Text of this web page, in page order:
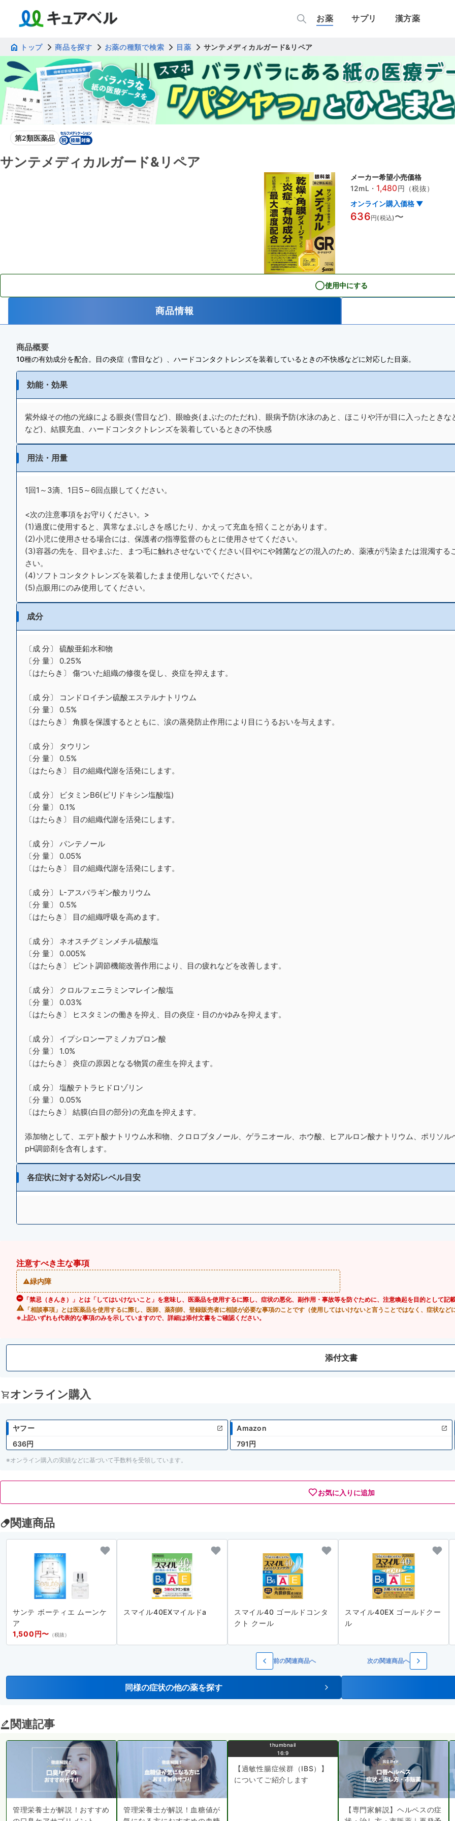
お薬 サプリ 漢方薬
トップ 商品を探す お薬の種類で検索 目薬 サンテメディカルガード&リペア
第2類医薬品
サンテメディカルガード&リペア
メーカー希望小売価格
12mL ・ 1,480円（税抜）
オンライン購入価格 ▼
636円(税込)〜
使用中にする
商品情報
商品概要
10種の有効成分を配合。目の炎症（雪目など）、ハードコンタクトレンズを装着しているときの不快感などに対応した目薬。
効能・効果
紫外線その他の光線による眼炎(雪目など)、眼瞼炎(まぶたのただれ)、眼病予防(水泳のあと、ほこりや汗が目に入ったとき
など)、結膜充血、ハードコンタクトレンズを装着しているときの不快感
用法・用量
1回1～3滴、1日5～6回点眼してください。
<次の注意事項をお守りください。>
(1)過度に使用すると、異常なまぶしさを感じたり、かえって充血を招くことがあります。
(2)小児に使用させる場合には、保護者の指導監督のもとに使用させてください。
(3)容器の先を、目やまぶた、まつ毛に触れさせないでください(目やにや雑菌などの混入のため、薬液が汚染または混濁す
さい。
(4)ソフトコンタクトレンズを装着したまま使用しないでください。
(5)点眼用にのみ使用してください。
成分
〔成 分〕 硫酸亜鉛水和物
〔分 量〕 0.25%
〔はたらき〕 傷ついた組織の修復を促し、炎症を抑えます。
〔成 分〕 コンドロイチン硫酸エステルナトリウム
〔分 量〕 0.5%
〔はたらき〕 角膜を保護するとともに、涙の蒸発防止作用により目にうるおいを与えます。
〔成 分〕 タウリン
〔分 量〕 0.5%
〔はたらき〕 目の組織代謝を活発にします。
〔成 分〕 ビタミンB6(ピリドキシン塩酸塩)
〔分 量〕 0.1%
〔はたらき〕 目の組織代謝を活発にします。
〔成 分〕 パンテノール
〔分 量〕 0.05%
〔はたらき〕 目の組織代謝を活発にします。
〔成 分〕 L-アスパラギン酸カリウム
〔分 量〕 0.5%
〔はたらき〕 目の組織呼吸を高めます。
〔成 分〕 ネオスチグミンメチル硫酸塩
〔分 量〕 0.005%
〔はたらき〕 ピント調節機能改善作用により、目の疲れなどを改善します。
〔成 分〕 クロルフェニラミンマレイン酸塩
〔分 量〕 0.03%
〔はたらき〕 ヒスタミンの働きを抑え、目の炎症・目のかゆみを抑えます。
〔成 分〕 イプシロンーアミノカプロン酸
〔分 量〕 1.0%
〔はたらき〕 炎症の原因となる物質の産生を抑えます。
〔成 分〕 塩酸テトラヒドロゾリン
〔分 量〕 0.05%
〔はたらき〕 結膜(白目の部分)の充血を抑えます。
添加物として、エデト酸ナトリウム水和物、クロロブタノール、ゲラニオール、ホウ酸、ヒアルロン酸ナトリウム、ポリソ
pH調節剤を含有します。
各症状に対する対応レベル目安
注意すべき主な事項
緑内障
「禁忌（きんき）」とは「してはいけないこと」を意味し、医薬品を使用するに際し、症状の悪化、副作用・事故等を防ぐために、注意喚起を目的として記
「相談事項」とは医薬品を使用するに際し、医師、薬剤師、登録販売者に相談が必要な事項のことです（使用してはいけないと言うことではなく、症状など
※上記いずれも代表的な事項のみを示していますので、詳細は添付文書をご確認ください。
添付文書
オンライン購入
ヤフー
636円
Amazon
791円
※オンライン購入の実績などに基づいて手数料を受領しています。
お気に入りに追加
関連商品
サンテ ボーティエ ムーンケ
ア
1,500円〜 （税抜）
スマイル40EXマイルドa
スマイル40 ゴールドコンタ
クト クール
スマイル40EX ゴールドクー
ル
前の関連商品へ 次の関連商品へ
同様の症状の他の薬を探す
関連記事
管理栄養士が解説！おすすめ
管理栄養士が解説！血糖値が
thumbnail
16:9
【過敏性腸症候群（IBS）】
についてご紹介します
【専門家解説】ヘルペスの症